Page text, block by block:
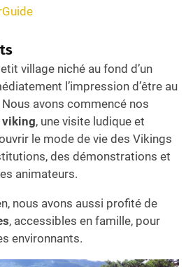
village niché au fond d’un
l’impression d’être au
avons commencé nos
, une visite ludique et
le mode de vie des Vikings
des démonstrations et
animateurs.
nous avons aussi profité de
, accessibles en famille, pour
environnants.